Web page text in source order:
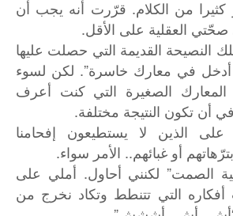
كثيرا من الكلام. قرّرت أنه يجب أن
العقلية على الأقل.
النصيحة القديمة التي حصلت عليها
أدخل في معارك خاسرة”. لكن لسوء
الصغيرة التي كنت أعرف
في أن تكون النتيجة مختلفة.
الذين لا يستطيعون إفحامنا
أو غبائهم.. الأمر سواء.
الصمت” لكنني أحاول. أملي على
التي تتنطط وتكاد نخرج من